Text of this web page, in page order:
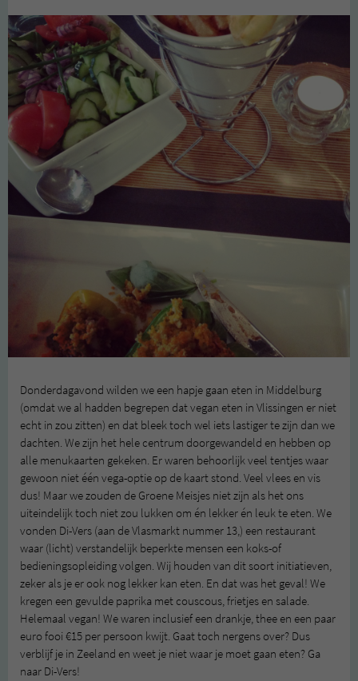
Donderdagavond wilden we een hapje gaan eten in Middelburg
(omdat we al hadden begrepen dat vegan eten in Vlissingen er niet
echt in zou zitten) en dat bleek toch wel iets lastiger te zijn dan we
dachten. We zijn het hele centrum doorgewandeld en hebben op
alle menukaarten gekeken. Er waren behoorlijk veel tentjes waar
gewoon niet één vega-optie op de kaart stond. Veel vlees en vis
dus! Maar we zouden de Groene Meisjes niet zijn als het ons
uiteindelijk toch niet zou lukken om én lekker én leuk te eten. We
vonden Di-Vers (aan de Vlasmarkt nummer 13,) een restaurant
waar (licht) verstandelijk beperkte mensen een koks-of
bedieningsopleiding volgen. Wij houden van dit soort initiatieven,
zeker als je er ook nog lekker kan eten. En dat was het geval! We
kregen een gevulde paprika met couscous, frietjes en salade.
Helemaal vegan! We waren inclusief een drankje, thee en een paar
euro fooi €15 per persoon kwijt. Gaat toch nergens over? Dus
verblijf je in Zeeland en weet je niet waar je moet gaan eten? Ga
naar Di-Vers!